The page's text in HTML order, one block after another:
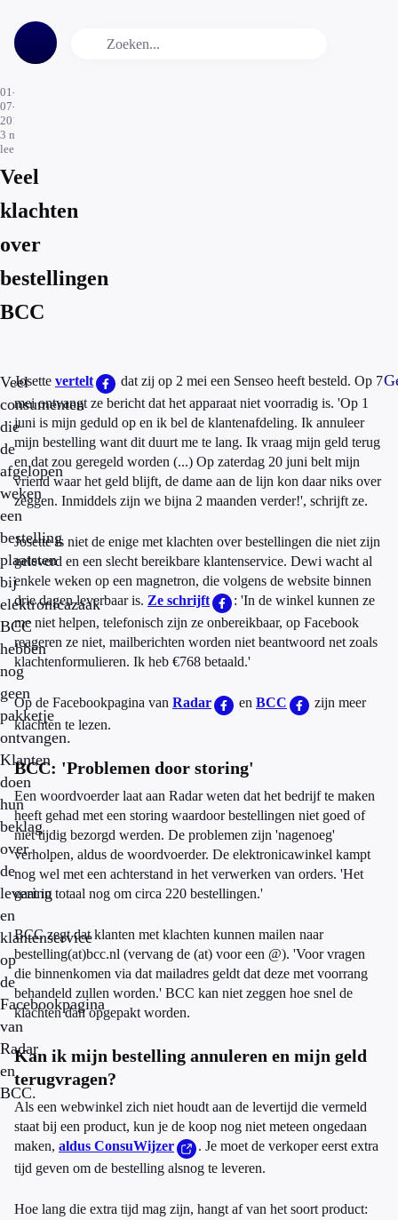
01-
07-
2015
3 min.
leestijd
Veel
klachten
over
bestellingen
BCC
Veel
consumenten
die
de
afgelopen
weken
een
bestelling
plaatsten
bij
elektronicazaak
BCC
hebben
nog
geen
pakketje
ontvangen.
Klanten
doen
hun
beklag
over
de
levering
en
klantenservice
op
de
Facebookpagina
van
Radar
en
BCC.
Josette vertelt
dat zij op 2 mei een Senseo heeft besteld. Op 7
mei ontvangt ze bericht dat het apparaat niet voorradig is. 'Op 1
juni is mijn geduld op en ik bel de klantenafdeling. Ik annuleer
mijn bestelling want dit duurt me te lang. Ik vraag mijn geld terug
en dat zou geregeld worden (...) Op zaterdag 20 juni belt mijn
vriend waar het geld blijft, de dame aan de lijn kon daar niks over
zeggen. Inmiddels zijn we bijna 2 maanden verder!', schrijft ze.
Josette is niet de enige met klachten over bestellingen die niet zijn
geleverd en een slecht bereikbare klantenservice. Dewi wacht al
enkele weken op een magnetron, die volgens de website binnen
drie dagen leverbaar is. Ze schrijft
: 'In de winkel kunnen ze
me niet helpen, telefonisch zijn ze onbereikbaar, op Facebook
reageren ze niet, mailberichten worden niet beantwoord net zoals
klachtenformulieren. Ik heb €768 betaald.'
Op de Facebookpagina van Radar en BCC
zijn meer
klachten te lezen.
BCC: 'Problemen door storing'
Een woordvoerder laat aan Radar weten dat het bedrijf te maken
heeft gehad met een storing waardoor bestellingen niet goed of
niet tijdig bezorgd werden. De problemen zijn 'nagenoeg'
verholpen, aldus de woordvoerder. De elektronicawinkel kampt
nog wel met een achterstand in het verwerken van orders. 'Het
gaat in totaal nog om circa 220 bestellingen.'
BCC zegt dat klanten met klachten kunnen mailen naar
bestelling(at)bcc.nl (vervang de (at) voor een @). 'Voor vragen
die binnenkomen via dat mailadres geldt dat deze met voorrang
behandeld zullen worden.' BCC kan niet zeggen hoe snel de
klachten dan opgepakt worden.
Kan ik mijn bestelling annuleren en mijn geld
terugvragen?
Als een webwinkel zich niet houdt aan de levertijd die vermeld
staat bij een product, kun je de koop nog niet meteen ongedaan
maken, aldus ConsuWijzer
. Je moet de verkoper eerst extra
tijd geven om de bestelling alsnog te leveren.
Hoe lang die extra tijd mag zijn, hangt af van het soort product: